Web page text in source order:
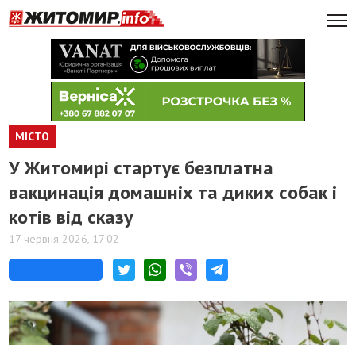
МІСТО
У Житомирі стартує безплатна
вакцинація домашніх та диких собак і
котів від сказу
17 червня 2026, 17:02